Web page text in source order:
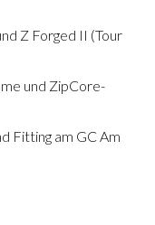
Z Forged II (Tour
und ZipCore-
Fitting am GC Am